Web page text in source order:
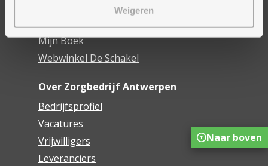
Weigeren
Mijn Boek
Webwinkel De Schakel
Over Zorgbedrijf Antwerpen
Bedrijfsprofiel
Vacatures
Vrijwilligers
Leveranciers
Naar boven